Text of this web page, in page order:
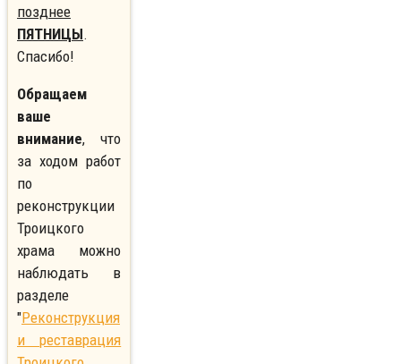
позднее
ПЯТНИЦЫ.
Спасибо!
Обращаем
ваше
внимание, что
за ходом работ
по
реконструкции
Троицкого
храма можно
наблюдать в
разделе
"Реконструкция
и реставрация